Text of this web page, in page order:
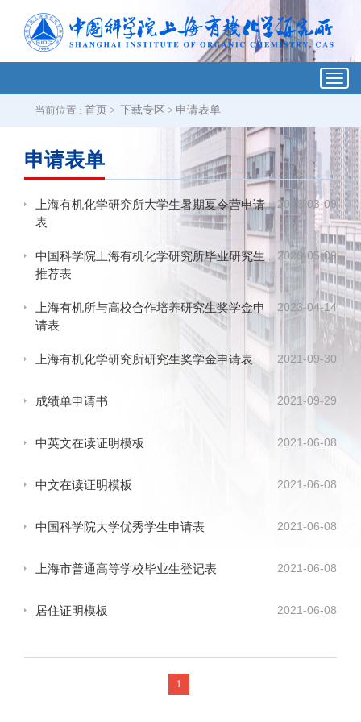
当前位置 : 首页 > 下载专区 > 申请表单
申请表单
2022-03-09
上海有机化学研究所大学生暑期夏令营申请
表
2026-05-09
中国科学院上海有机化学研究所毕业研究生
推荐表
2023-04-14
上海有机所与高校合作培养研究生奖学金申
请表
2021-09-30
上海有机化学研究所研究生奖学金申请表
2021-09-29
成绩单申请书
2021-06-08
中英文在读证明模板
2021-06-08
中文在读证明模板
2021-06-08
中国科学院大学优秀学生申请表
2021-06-08
上海市普通高等学校毕业生登记表
2021-06-08
居住证明模板
1